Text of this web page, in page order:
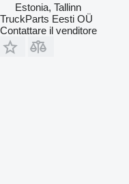
Estonia, Tallinn
TruckParts Eesti OÜ
Contattare il venditore